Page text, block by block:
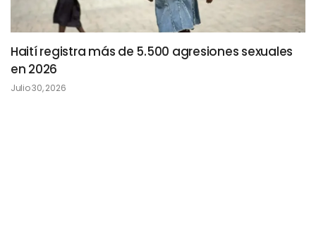
Haití registra más de 5.500 agresiones sexuales
en 2026
Julio 30, 2026